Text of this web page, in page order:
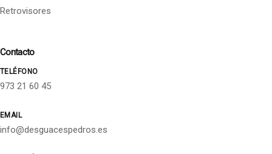
Retrovisores
Contacto
TELÉFONO
973 21 60 45
EMAIL
info@desguacespedros.es